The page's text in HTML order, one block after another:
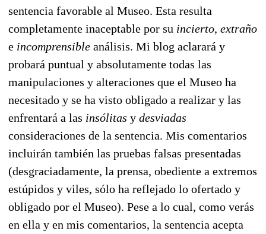
sentencia favorable al Museo. Esta resulta
completamente inaceptable por su incierto, extraño
e incomprensible análisis. Mi blog aclarará y
probará puntual y absolutamente todas las
manipulaciones y alteraciones que el Museo ha
necesitado y se ha visto obligado a realizar y las
enfrentará a las insólitas y desviadas
consideraciones de la sentencia. Mis comentarios
incluirán también las pruebas falsas presentadas
(desgraciadamente, la prensa, obediente a extremos
estúpidos y viles, sólo ha reflejado lo ofertado y
obligado por el Museo). Pese a lo cual, como verás
en ella y en mis comentarios, la sentencia acepta